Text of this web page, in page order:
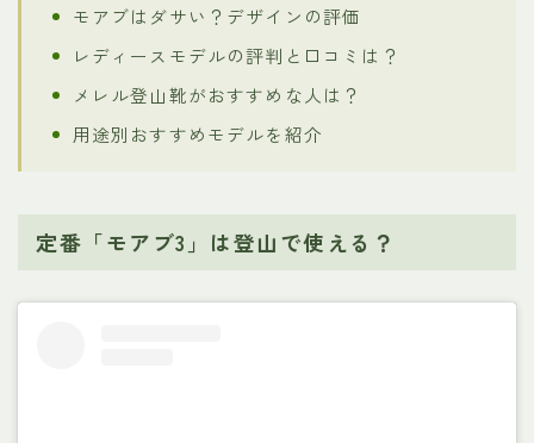
モアブはダサい？デザインの評価
レディースモデルの評判と口コミは？
メレル登山靴がおすすめな人は？
用途別おすすめモデルを紹介
定番「モアブ3」は登山で使える？